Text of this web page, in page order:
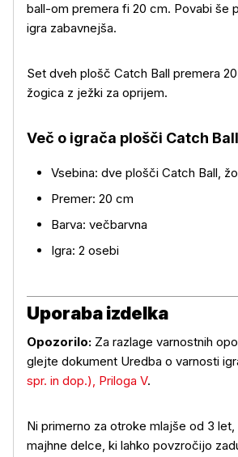
Več o izdelku
ball-om premera fi 20 cm. Povabi še
igra zabavnejša.
Set dveh plošč Catch Ball premera
žogica z ježki za oprijem.
Več o igrača plošči Catch
Vsebina: dve plošči Catch Ball,
Premer: 20 cm
Barva: večbarvna
Igra: 2 osebi
Uporaba izdelka
Opozorilo: Za razlage varnostnih
glejte dokument Uredba o varnosti
spr. in dop.), Priloga V.
Ni primerno za otroke mlajše od 3
majhne delce, ki lahko povzročijo